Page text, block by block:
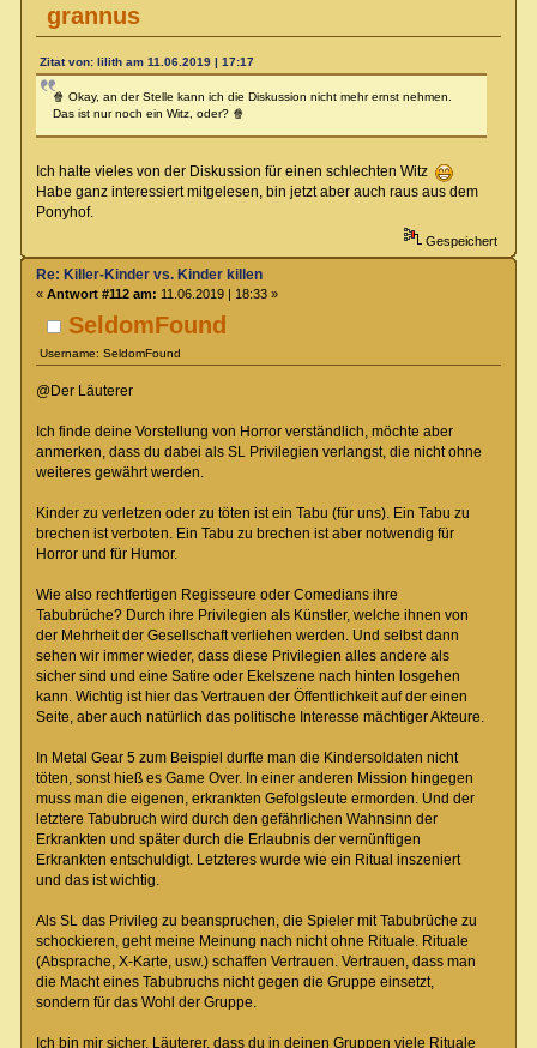
grannus
Zitat von: lilith am 11.06.2019 | 17:17
🍿 Okay, an der Stelle kann ich die Diskussion nicht mehr ernst nehmen.
Das ist nur noch ein Witz, oder? 🍿
Ich halte vieles von der Diskussion für einen schlechten Witz
Habe ganz interessiert mitgelesen, bin jetzt aber auch raus aus dem
Ponyhof.
Gespeichert
SeldomFound
Username: SeldomFound
Re: Killer-Kinder vs. Kinder killen
« Antwort #112 am: 11.06.2019 | 18:33 »
@Der Läuterer
Ich finde deine Vorstellung von Horror verständlich, möchte aber
anmerken, dass du dabei als SL Privilegien verlangst, die nicht ohne
weiteres gewährt werden.
Kinder zu verletzen oder zu töten ist ein Tabu (für uns). Ein Tabu zu
brechen ist verboten. Ein Tabu zu brechen ist aber notwendig für
Horror und für Humor.
Wie also rechtfertigen Regisseure oder Comedians ihre
Tabubrüche? Durch ihre Privilegien als Künstler, welche ihnen von
der Mehrheit der Gesellschaft verliehen werden. Und selbst dann
sehen wir immer wieder, dass diese Privilegien alles andere als
sicher sind und eine Satire oder Ekelszene nach hinten losgehen
kann. Wichtig ist hier das Vertrauen der Öffentlichkeit auf der einen
Seite, aber auch natürlich das politische Interesse mächtiger Akteure.
In Metal Gear 5 zum Beispiel durfte man die Kindersoldaten nicht
töten, sonst hieß es Game Over. In einer anderen Mission hingegen
muss man die eigenen, erkrankten Gefolgsleute ermorden. Und der
letztere Tabubruch wird durch den gefährlichen Wahnsinn der
Erkrankten und später durch die Erlaubnis der vernünftigen
Erkrankten entschuldigt. Letzteres wurde wie ein Ritual inszeniert
und das ist wichtig.
Als SL das Privileg zu beanspruchen, die Spieler mit Tabubrüche zu
schockieren, geht meine Meinung nach nicht ohne Rituale. Rituale
(Absprache, X-Karte, usw.) schaffen Vertrauen. Vertrauen, dass man
die Macht eines Tabubruchs nicht gegen die Gruppe einsetzt,
sondern für das Wohl der Gruppe.
Ich bin mir sicher, Läuterer, dass du in deinen Gruppen viele Rituale